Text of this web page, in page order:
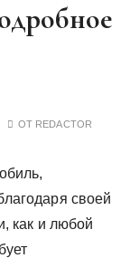
ОТ REDACTOR
своей
как и любой